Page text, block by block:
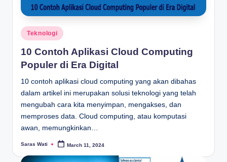
Posted
in
Teknologi
10 Contoh Aplikasi Cloud Computing
Populer di Era Digital
10 contoh aplikasi cloud computing yang akan dibahas
dalam artikel ini merupakan solusi teknologi yang telah
mengubah cara kita menyimpan, mengakses, dan
memproses data. Cloud computing, atau komputasi
awan, memungkinkan…
Posted
Saras Wati March 11, 2024